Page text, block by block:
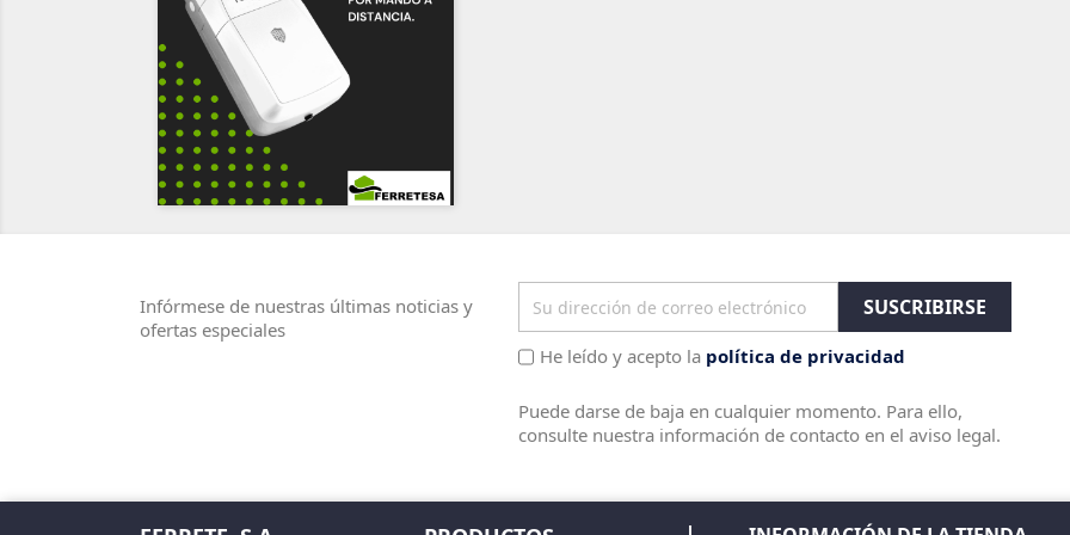
Infórmese de nuestras últimas noticias y
ofertas especiales
He leído y acepto la política de privacidad
Puede darse de baja en cualquier momento. Para ello,
consulte nuestra información de contacto en el aviso legal.